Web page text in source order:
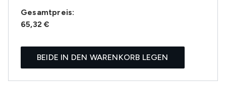
Gesamtpreis:
65,32 €
BEIDE IN DEN WARENKORB LEGEN